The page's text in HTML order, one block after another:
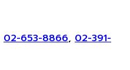
02-653-8866, 02-391-